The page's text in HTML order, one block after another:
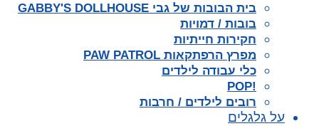
בית הבובות של גבי GABBY'S DOLLHOUSE
בובות / דמויות
חקירות חייתיות
מפרץ הרפתקאות PAW PATROL
כלי עבודה לילדים
!POP
רובים לילדים / חרבות
על גלגלים